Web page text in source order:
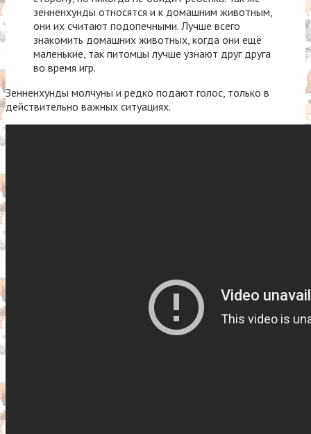
зенненхунды относятся и к домашним животным,
они их считают подопечными. Лучше всего
знакомить домашних животных, когда они ещё
маленькие, так питомцы лучше узнают друг друга
во время игр.
Зенненхунды молчуны и редко подают голос, только в
действительно важных ситуациях.